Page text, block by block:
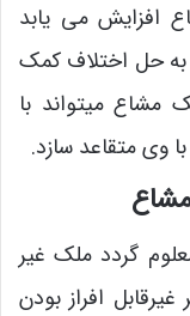
افزایش می یابد
به حل اختلاف کمک
مشاع میتواند با
وی متقاعد سازد.
گردد ملک غیر
افراز بودن